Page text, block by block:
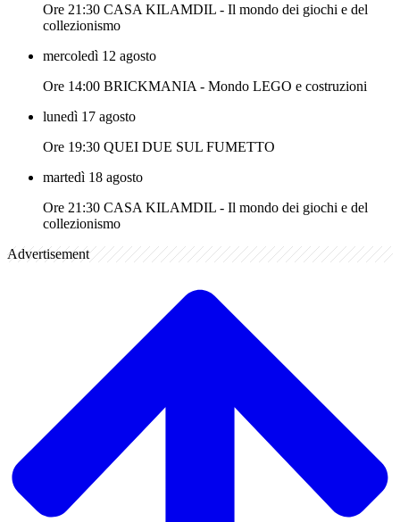
Ore 21:30 CASA KILAMDIL - Il mondo dei giochi e del
collezionismo
mercoledì 12 agosto
Ore 14:00 BRICKMANIA - Mondo LEGO e costruzioni
lunedì 17 agosto
Ore 19:30 QUEI DUE SUL FUMETTO
martedì 18 agosto
Ore 21:30 CASA KILAMDIL - Il mondo dei giochi e del
collezionismo
Advertisement